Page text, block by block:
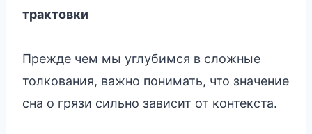
трактовки
Прежде чем мы углубимся в сложные
толкования, важно понимать, что значение
сна о грязи сильно зависит от контекста.